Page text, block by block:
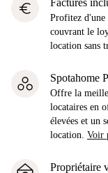
euro Factures
Profitez d'une
couvrant le
location sans
Spotahome
Offre la
locataires en
élevées et un
location. Voir
Propriétaire